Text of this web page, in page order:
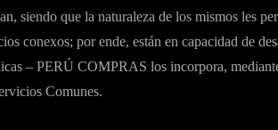
siendo que la naturaleza de los mismos les
conexos; por ende, están en capacidad de
– PERÚ COMPRAS los incorpora,
Comunes.